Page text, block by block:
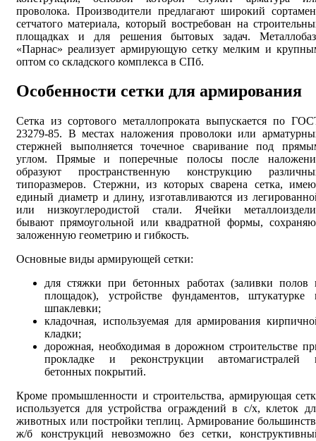
проволока. Производители предлагают широкий
сетчатого материала, который востребован на
площадках и для решения бытовых задач.
«Парнас» реализует армирующую сетку мелким и
оптом со складского комплекса в СПб.
Особенности сетки для армирования
Сетка из сортового металлопроката выпускается по
23279-85. В местах наложения проволоки или
стержней выполняется точечное сваривание под
углом. Прямые и поперечные полосы после
образуют пространственную конструкцию
типоразмеров. Стержни, из которых сварена сетка,
единый диаметр и длину, изготавливаются из
или низкоуглеродистой стали. Ячейки
бывают прямоугольной или квадратной формы,
заложенную геометрию и гибкость.
Основные виды армирующей сетки:
для стяжки при бетонных работах (заливки полов
площадок), устройстве фундаментов, штукатурке
шпаклевки;
кладочная, используемая для армирования
кладки;
дорожная, необходимая в дорожном строительстве
прокладке и реконструкции автомагистралей
бетонных покрытий.
Кроме промышленности и строительства, армирующая
используется для устройства ограждений в с/х, клеток
животных или постройки теплиц. Армирование
ж/б конструкций невозможно без сетки,